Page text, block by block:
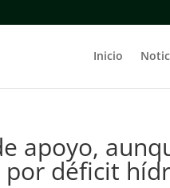
Inicio
apoyo,
déficit